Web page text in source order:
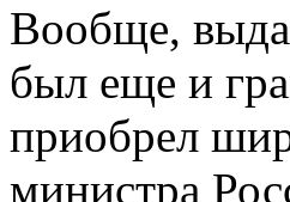
Вообще,
был еще и
приобрел
министра